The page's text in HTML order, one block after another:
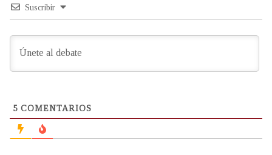
Suscribir
5 COMENTARIOS